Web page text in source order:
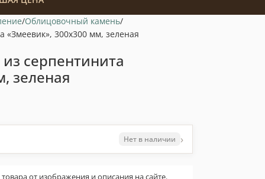
Облицовочный камень
«Змеевик», 300х300 мм, зеленая
серпентинита
зеленая
Нет в наличии ›
от изображения и описания на сайте.